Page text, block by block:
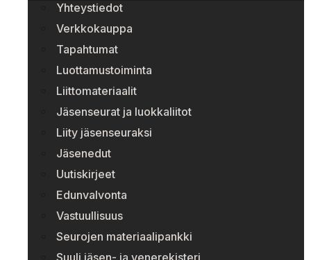
Yhteystiedot
Verkkokauppa
Tapahtumat
Luottamustoiminta
Liittomateriaalit
Jäsenseurat ja luokkaliitot
Liity jäsenseuraksi
Jäsenedut
Uutiskirjeet
Edunvalvonta
Vastuullisuus
Seurojen materiaalipankki
Suuli jäsen- ja venerekisteri